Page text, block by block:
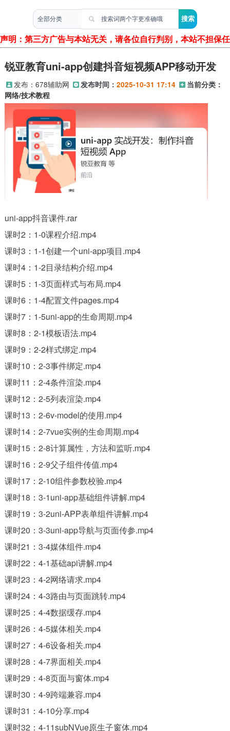
明：第三方广告与本站无关，请各位自行判别，本站不担保
锐亚教育uni-app创建抖音短视频APP移动开发
发布： 678辅助网 发布时间： 2025-10-31 17:14
当前分类：
网络/技术教程
uni-app抖音课件.rar
课时2：1-0课程介绍.mp4
课时3：1-1创建一个uni-app项目.mp4
课时4：1-2目录结构介绍.mp4
课时5：1-3页面样式与布局.mp4
课时6：1-4配置文件pages.mp4
课时7：1-5uni-app的生命周期.mp4
课时8：2-1模板语法.mp4
课时9：2-2样式绑定.mp4
课时10：2-3事件绑定.mp4
课时11：2-4条件渲染.mp4
课时12：2-5列表渲染.mp4
课时13：2-6v-model的使用.mp4
课时14：2-7vue实例的生命周期.mp4
课时15：2-8计算属性，方法和监听.mp4
课时16：2-9父子组件传值.mp4
课时17：2-10组件参数校验.mp4
课时18：3-1uni-app基础组件讲解.mp4
课时19：3-2uni-APP表单组件讲解.mp4
课时20：3-3uni-app导航与页面传参.mp4
课时21：3-4媒体组件.mp4
课时22：4-1基础api讲解.mp4
课时23：4-2网络请求.mp4
课时24：4-3路由与页面跳转.mp4
课时25：4-4数据缓存.mp4
课时26：4-5媒体相关.mp4
课时27：4-6设备相关.mp4
课时28：4-7界面相关.mp4
课时29：4-8页面与窗体.mp4
课时30：4-9跨端兼容.mp4
课时31：4-10分享.mp4
课时32：4-11subNVue原生子窗体.mp4